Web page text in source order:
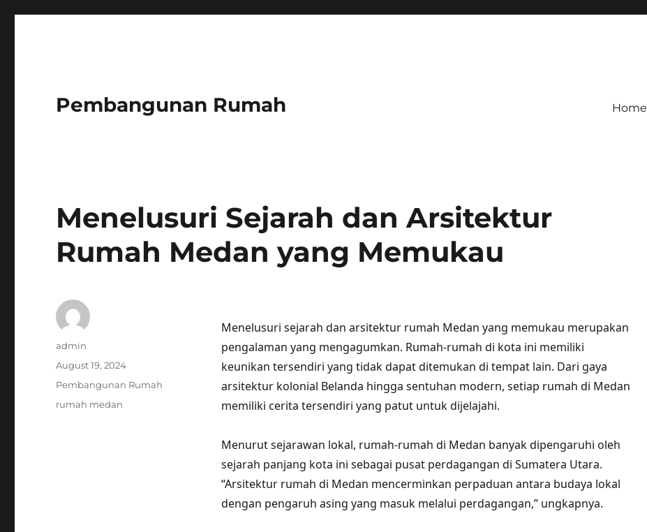
Pembangunan Rumah Home
Menelusuri Sejarah dan Arsitektur
Rumah Medan yang Memukau
Menelusuri sejarah dan arsitektur rumah Medan yang memukau merupakan
pengalaman yang mengagumkan. Rumah-rumah di kota ini memiliki
keunikan tersendiri yang tidak dapat ditemukan di tempat lain. Dari gaya
arsitektur kolonial Belanda hingga sentuhan modern, setiap rumah di Medan
memiliki cerita tersendiri yang patut untuk dijelajahi.
Menurut sejarawan lokal, rumah-rumah di Medan banyak dipengaruhi oleh
sejarah panjang kota ini sebagai pusat perdagangan di Sumatera Utara.
“Arsitektur rumah di Medan mencerminkan perpaduan antara budaya lokal
dengan pengaruh asing yang masuk melalui perdagangan,” ungkapnya.
Author
admin
Posted
August 19, 2024
Categories
Pembangunan Rumah
Tags
rumah medan